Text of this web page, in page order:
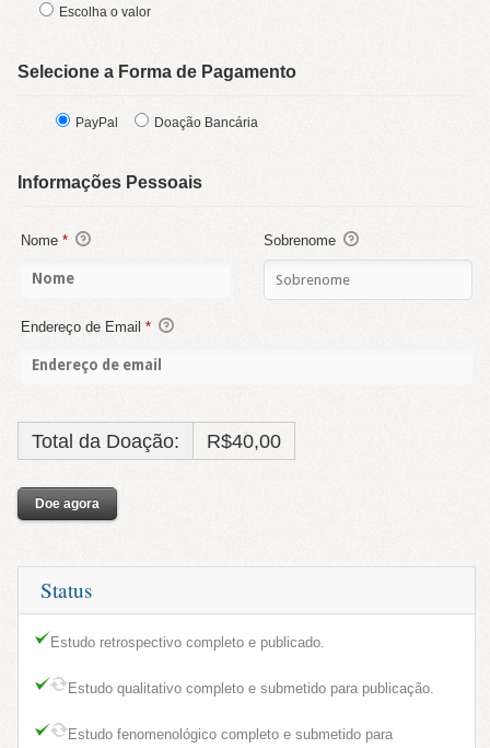
Escolha o valor
Selecione a Forma de Pagamento
PayPal Doação Bancária
Informações Pessoais
Nome * Sobrenome
Endereço de Email *
Total da Doação: R$40,00
Status
Estudo retrospectivo completo e publicado.
Estudo qualitativo completo e submetido para publicação.
Estudo fenomenológico completo e submetido para